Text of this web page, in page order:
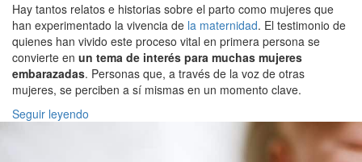
Hay tantos relatos e historias sobre el parto como mujeres que
han experimentado la vivencia de la maternidad. El testimonio de
quienes han vivido este proceso vital en primera persona se
convierte en un tema de interés para muchas mujeres
embarazadas. Personas que, a través de la voz de otras
mujeres, se perciben a sí mismas en un momento clave.
Seguir leyendo